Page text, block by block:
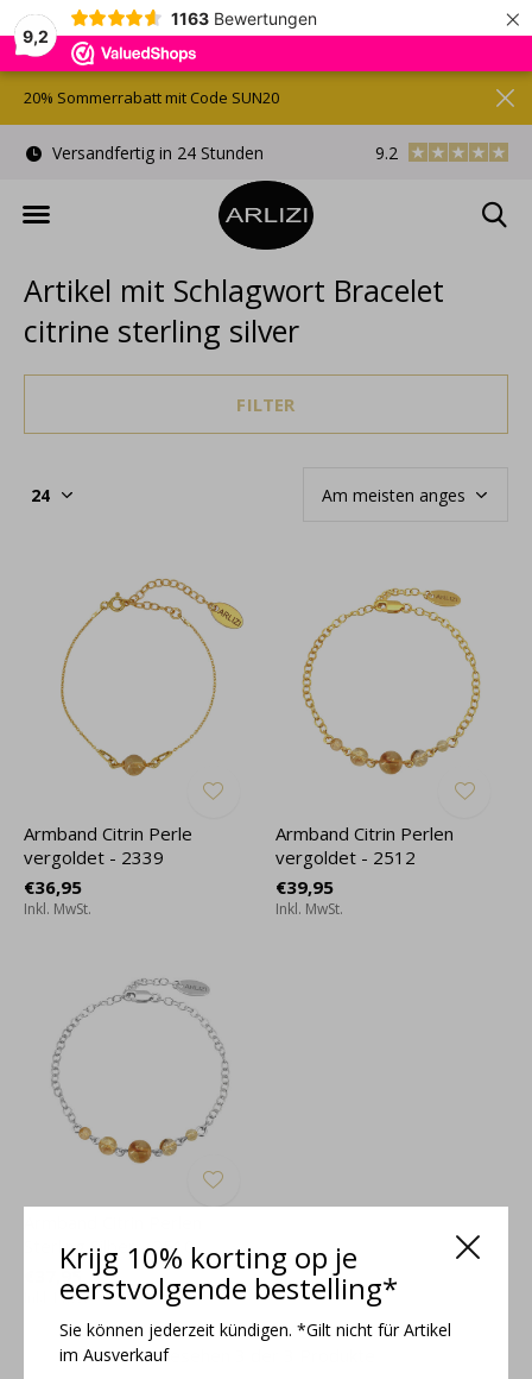
9,2
1163 Bewertungen ×
Krijg 10% korting op je
eerstvolgende bestelling*
Sie können jederzeit kündigen. *Gilt nicht für Artikel
im Ausverkauf
Versandfertig in 24 Stunden Kostenlose
9.2
20% Sommerrabatt mit Code SUN20
Artikel mit Schlagwort Bracelet
citrine sterling silver
FILTER
Armband Citrin Perle
vergoldet - 2339
€36,95
Inkl. MwSt.
Armband Citrin Perlen
vergoldet - 2512
€39,95
Inkl. MwSt.
Sterling Silber - 2510
€37,95
Inkl. MwSt.
Gesehen 3 der 3 Produkte